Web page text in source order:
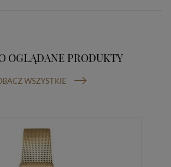
OGLĄDANE PRODUKTY
WSZYSTKIE